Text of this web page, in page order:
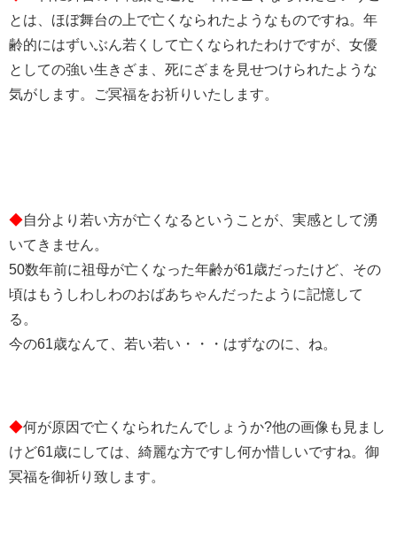
とは、ほぼ舞台の上で亡くなられたようなものですね。年
齢的にはずいぶん若くして亡くなられたわけですが、女優
としての強い生きざま、死にざまを見せつけられたような
気がします。ご冥福をお祈りいたします。
◆自分より若い方が亡くなるということが、実感として湧
いてきません。
50数年前に祖母が亡くなった年齢が61歳だったけど、その
頃はもうしわしわのおばあちゃんだったように記憶して
る。
今の61歳なんて、若い若い・・・はずなのに、ね。
◆何が原因で亡くなられたんでしょうか?他の画像も見まし
けど61歳にしては、綺麗な方ですし何か惜しいですね。御
冥福を御祈り致します。